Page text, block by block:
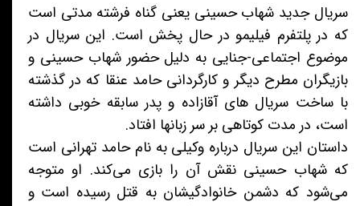
سریال جدید شهاب حسینی یعنی گناه فرشته مدتی است
که در پلتفرم فیلیمو در حال پخش است. این سریال در
موضوع اجتماعی-جنایی به دلیل حضور شهاب حسینی و
بازیگران مطرح دیگر و کارگردانی حامد عنقا که در گذشته
با ساخت سریال های آقازاده و پدر سابقه خوبی داشته
است، در مدت کوتاهی بر سر زبانها افتاد.
داستان این سریال درباره وکیلی به نام حامد تهرانی است
که شهاب حسینی نقش آن را بازی می‌کند. او متوجه
می‌شود که دشمن خانوادگیشان به قتل رسیده است و